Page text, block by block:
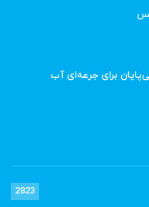
برای جرعه‌ای آب
2823